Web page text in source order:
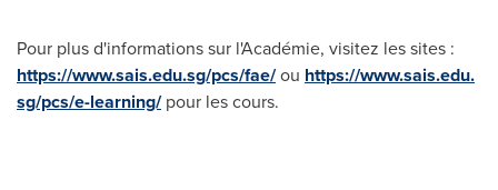
Pour plus d'informations sur l'Académie, visitez les sites :
https://www.sais.edu.sg/pcs/fae/ou https://www.sais.edu.
sg/pcs/e-learning/pour les cours.